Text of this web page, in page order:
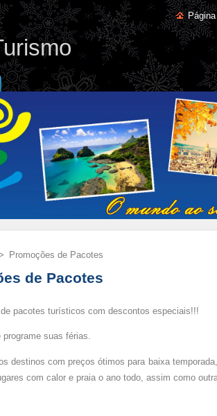
Promoções de Pacotes
de Pacotes
pacotes turísticos com descontos especiais!!!
programe suas férias.
destinos com preços ótimos para baixa
com calor e praia o ano todo, assim como